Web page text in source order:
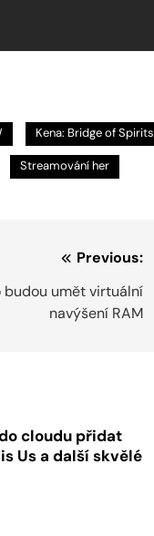
Kena: Bridge of Spirits
Streamování her
Previous:
budou umět virtuální
navýšení RAM
cloudu přidat
Us a další skvělé